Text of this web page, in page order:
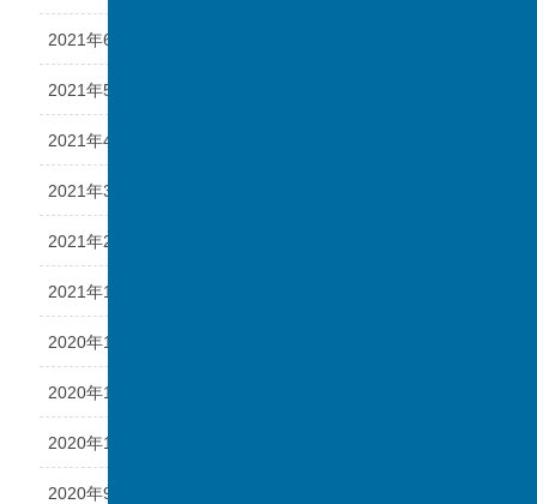
2021年6月
2021年5月
2021年4月
2021年3月
2021年2月
2021年1月
2020年12月
2020年11月
2020年10月
2020年9月